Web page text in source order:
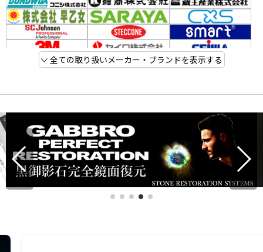
全ての取り扱いメーカー・ブランドを表示する